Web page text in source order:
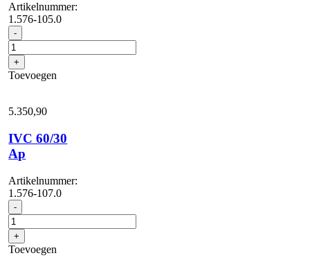
Artikelnummer:
1.576-105.0
- IVC
60/24-
2
Tact²
M
+
Toevoegen
5.350,90
IVC 60/30
Ap
Artikelnummer:
1.576-107.0
- IVC
60/30
Ap
aantal
+
Toevoegen